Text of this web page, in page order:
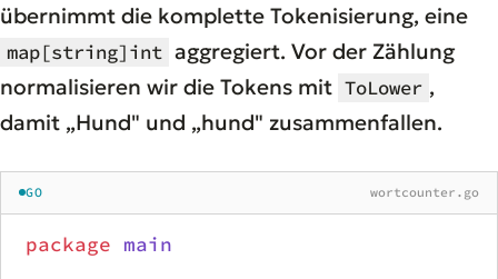
übernimmt die komplette Tokenisierung, eine
map[string]int aggregiert. Vor der Zählung
normalisieren wir die Tokens mit ToLower ,
damit „Hund" und „hund" zusammenfallen.
GO wortcounter.go
package main